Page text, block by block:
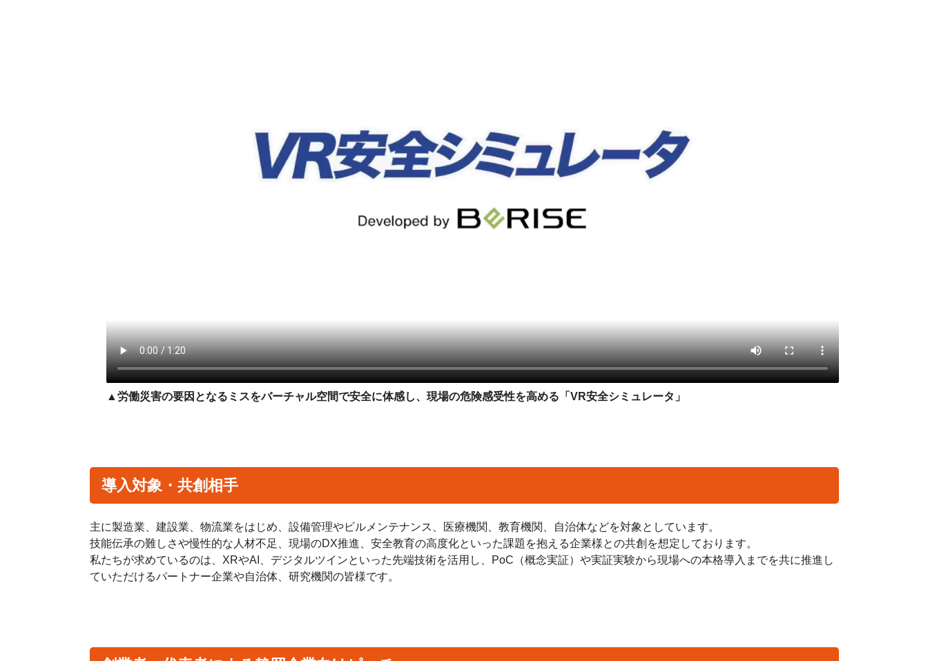
▲労働災害の要因となるミスをバーチャル空間で安全に体感し、現場の危険感受性を高める「VR安全シミュレータ」
導入対象・共創相手
主に製造業、建設業、物流業をはじめ、設備管理やビルメンテナンス、医療機関、教育機関、自治体などを対象としています。
技能伝承の難しさや慢性的な人材不足、現場のDX推進、安全教育の高度化といった課題を抱える企業様との共創を想定しております。
私たちが求めているのは、XRやAI、デジタルツインといった先端技術を活用し、PoC（概念実証）や実証実験から現場への本格導入までを共に推進し
ていただけるパートナー企業や自治体、研究機関の皆様です。